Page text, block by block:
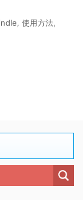
使用方法